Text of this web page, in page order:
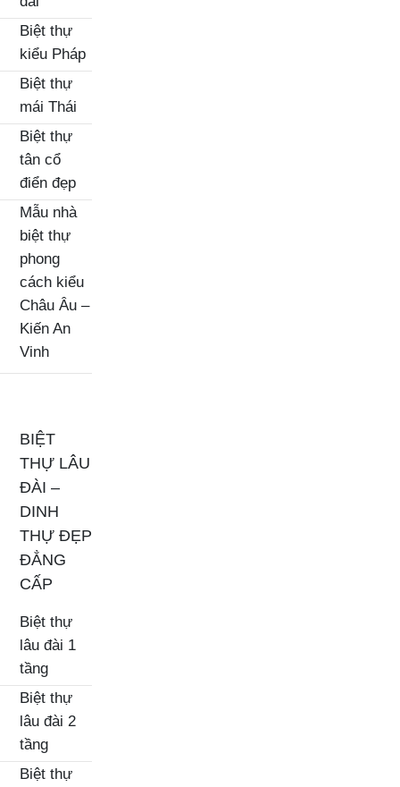
Biệt thự
kiểu Pháp
Biệt thự
mái Thái
Biệt thự
tân cổ
điển đẹp
Mẫu nhà
biệt thự
phong
cách kiểu
Châu Âu –
Kiến An
Vinh
BIỆT
THỰ LÂU
ĐÀI –
DINH
THỰ ĐẸP
ĐẲNG
CẤP
Biệt thự
lâu đài 1
tầng
Biệt thự
lâu đài 2
tầng
Biệt thự